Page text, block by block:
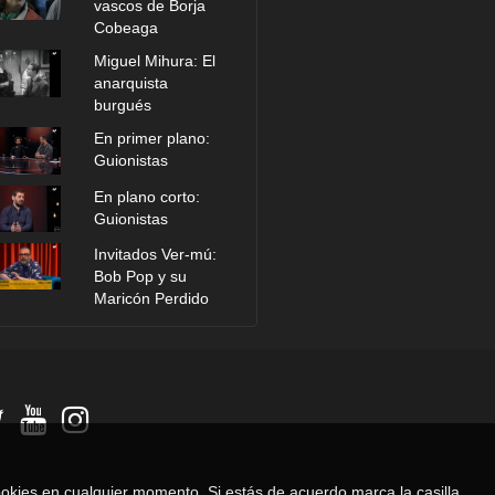
vascos de Borja
Cobeaga
Miguel Mihura: El
anarquista
burgués
En primer plano:
Guionistas
En plano corto:
Guionistas
Invitados Ver-mú:
Bob Pop y su
Maricón Perdido